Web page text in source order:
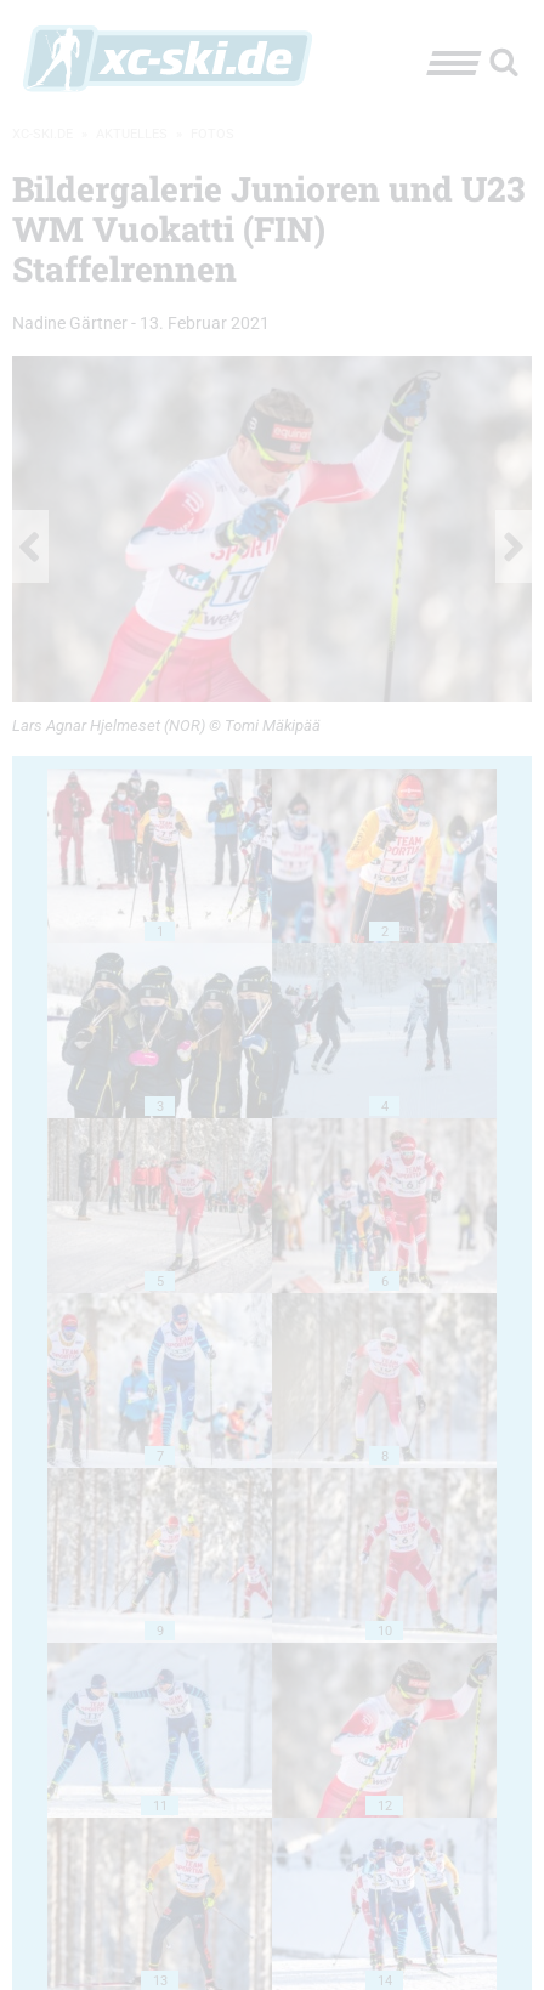
Bildergalerie Junioren und U23
WM Vuokatti (FIN)
Staffelrennen
Nadine Gärtner - 13. Februar 2021
Lars Agnar Hjelmeset (NOR) © Tomi Mäkipää
1 2
3 4
5 6
7 8
9 10
11 12
13 14